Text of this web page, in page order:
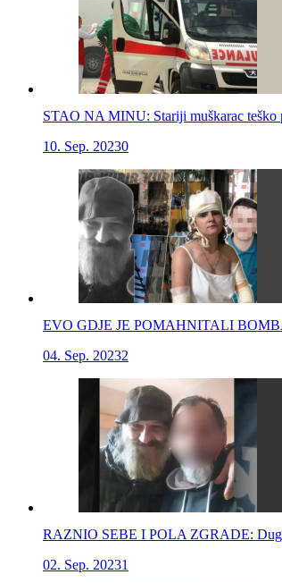
STAO NA MINU: Stariji muškarac teško
10. Sep. 20230
EVO GDJE JE POMAHNITALI
04. Sep. 20232
RAZNIO SEBE I POLA ZGRADE: Dug
02. Sep. 20231